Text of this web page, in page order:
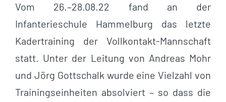
Vom 26.–28.08.22 fand an der
Infanterieschule Hammelburg das letzte
Kadertraining der Vollkontakt-Mannschaft
statt. Unter der Leitung von Andreas Mohr
und Jörg Gottschalk wurde eine Vielzahl von
Trainingseinheiten absolviert – so dass die